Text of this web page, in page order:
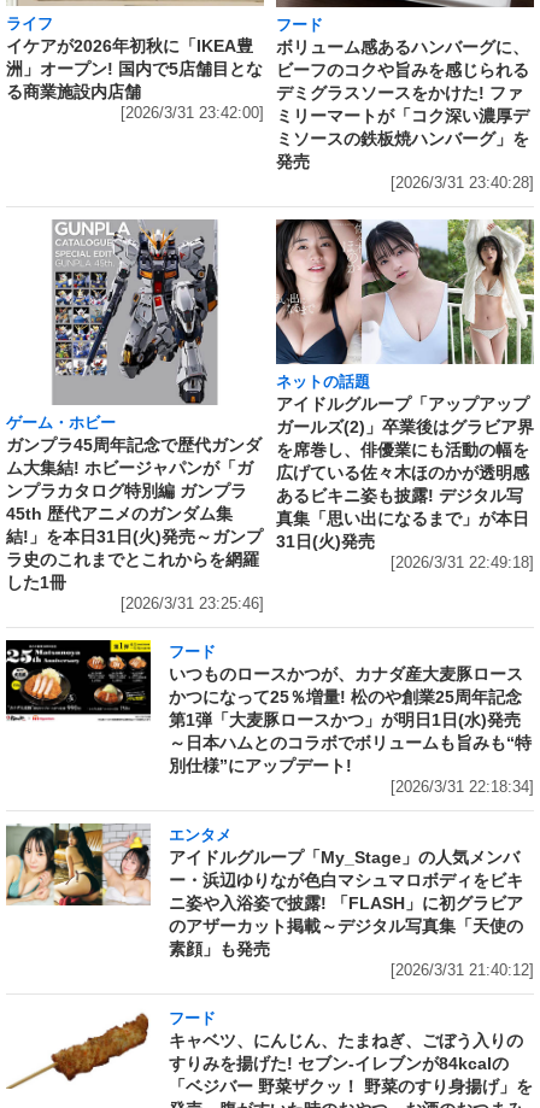
ライフ
イケアが2026年初秋に「IKEA豊
洲」オープン! 国内で5店舗目とな
る商業施設内店舗
[2026/3/31 23:42:00]
フード
ボリューム感あるハンバーグに、
ビーフのコクや旨みを感じられる
デミグラスソースをかけた! ファ
ミリーマートが「コク深い濃厚デ
ミソースの鉄板焼ハンバーグ」を
発売
[2026/3/31 23:40:28]
ゲーム・ホビー
ガンプラ45周年記念で歴代ガンダ
ム大集結! ホビージャパンが「ガ
ンプラカタログ特別編 ガンプラ
45th 歴代アニメのガンダム集
結!」を本日31日(火)発売～ガンプ
ラ史のこれまでとこれからを網羅
した1冊
[2026/3/31 23:25:46]
ネットの話題
アイドルグループ「アップアップ
ガールズ(2)」卒業後はグラビア界
を席巻し、俳優業にも活動の幅を
広げている佐々木ほのかが透明感
あるビキニ姿も披露! デジタル写
真集「思い出になるまで」が本日
31日(火)発売
[2026/3/31 22:49:18]
フード
いつものロースかつが、カナダ産大麦豚ロース
かつになって25％増量! 松のや創業25周年記念
第1弾「大麦豚ロースかつ」が明日1日(水)発売
～日本ハムとのコラボでボリュームも旨みも“特
別仕様”にアップデート!
[2026/3/31 22:18:34]
エンタメ
アイドルグループ「My_Stage」の人気メンバ
ー・浜辺ゆりなが色白マシュマロボディをビキ
ニ姿や入浴姿で披露! 「FLASH」に初グラビア
のアザーカット掲載～デジタル写真集「天使の
素顔」も発売
[2026/3/31 21:40:12]
フード
キャベツ、にんじん、たまねぎ、ごぼう入りの
すりみを揚げた! セブン‐イレブンが84kcalの
「ベジバー 野菜ザクッ！ 野菜のすり身揚げ」を